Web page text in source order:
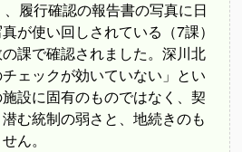
履行確認の報告書の写真に日
が使い回しされている（7課）
課で確認されました。深川北
ェックが効いていない」とい
設に固有のものではなく、契
む統制の弱さと、地続きのも
ん。